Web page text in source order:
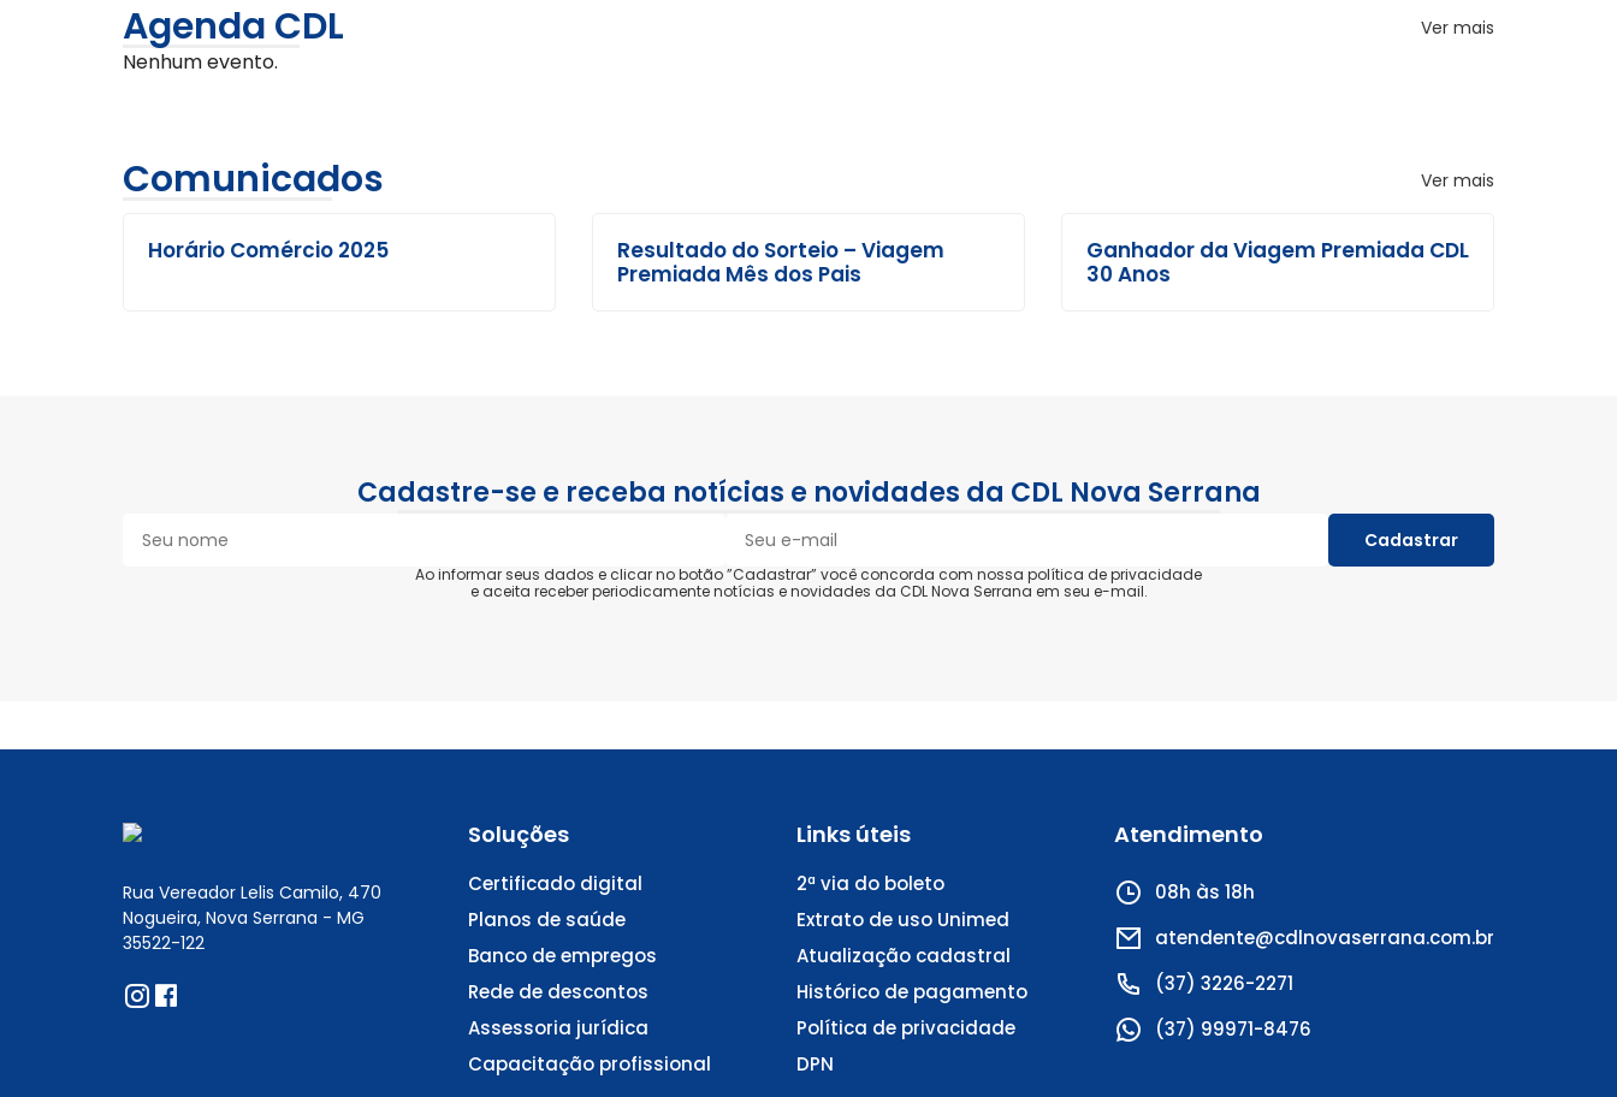
Agenda CDL Ver mais
Nenhum evento.
Comunicados Ver mais
Horário Comércio 2025
Resultado do Sorteio – Viagem
Premiada Mês dos Pais
Ganhador da Viagem Premiada CDL
30 Anos
Cadastre-se e receba notícias e novidades da CDL Nova Serrana
Ao informar seus dados e clicar no botão ”Cadastrar” você concorda com nossa política de privacidade
e aceita receber periodicamente notícias e novidades da CDL Nova Serrana em seu e-mail.
Rua Vereador Lelis Camilo, 470
Nogueira, Nova Serrana - MG
35522-122
Soluções
Certificado digital
Planos de saúde
Banco de empregos
Rede de descontos
Assessoria jurídica
Capacitação profissional
Links úteis
2ª via do boleto
Extrato de uso Unimed
Atualização cadastral
Histórico de pagamento
Política de privacidade
DPN
Atendimento
08h às 18h
atendente@cdlnovaserrana.com.br
(37) 3226-2271
(37) 99971-8476